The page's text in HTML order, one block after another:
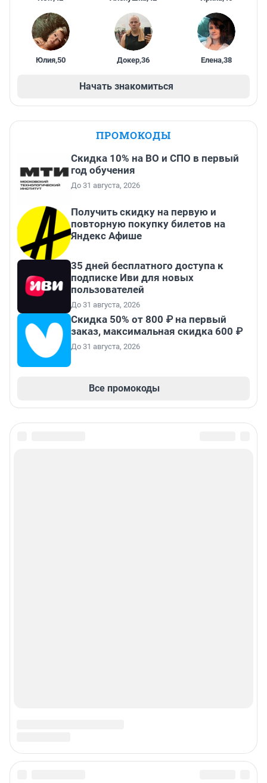
Юлия,50 Докер,36 Елена,38
Начать знакомиться
ПРОМОКОДЫ
Скидка 10% на ВО и СПО в первый
год обучения
До 31 августа, 2026
Получить скидку на первую и
повторную покупку билетов на
Яндекс Афише
35 дней бесплатного доступа к
подписке Иви для новых
пользователей
До 31 августа, 2026
Скидка 50% от 800 ₽ на первый
заказ, максимальная скидка 600 ₽
До 31 августа, 2026
Все промокоды